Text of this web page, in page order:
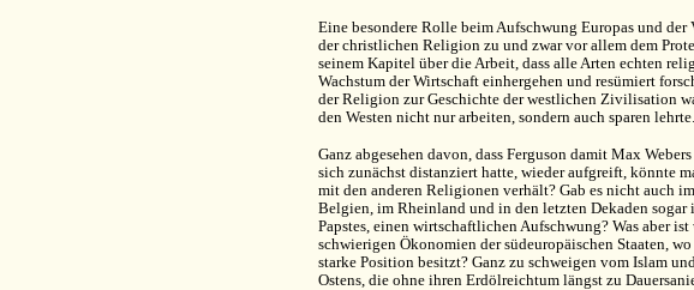
Eine besondere Rolle beim Aufschwung Europas und der
der christlichen Religion zu und zwar vor allem dem
seinem Kapitel über die Arbeit, dass alle Arten echten
Wachstum der Wirtschaft einhergehen und resümiert
der Religion zur Geschichte der westlichen Zivilisation
den Westen nicht nur arbeiten, sondern auch sparen
Ganz abgesehen davon, dass Ferguson damit Max
sich zunächst distanziert hatte, wieder aufgreift, könnte
mit den anderen Religionen verhält? Gab es nicht auch
Belgien, im Rheinland und in den letzten Dekaden sogar
Papstes, einen wirtschaftlichen Aufschwung? Was aber
schwierigen Ökonomien der südeuropäischen Staaten,
starke Position besitzt? Ganz zu schweigen vom Islam
Ostens, die ohne ihren Erdölreichtum längst zu